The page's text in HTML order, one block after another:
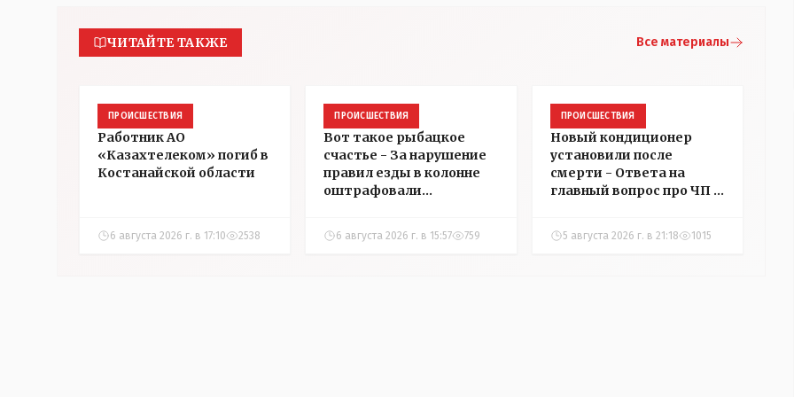
ЧИТАЙТЕ ТАКЖЕ Все материалы
ПРОИСШЕСТВИЯ
Работник АО
«Казахтелеком» погиб в
Костанайской области
6 августа 2026 г. в 17:10 2538
ПРОИСШЕСТВИЯ
Вот такое рыбацкое
счастье - За нарушение
правил езды в колонне
оштрафовали
Аркалыке
6 августа 2026 г. в 15:57 759
ПРОИСШЕСТВИЯ
Новый кондиционер
установили после
смерти - Ответа на
главный вопрос про ЧП в
добивалась три дня
5 августа 2026 г. в 21:18 1015